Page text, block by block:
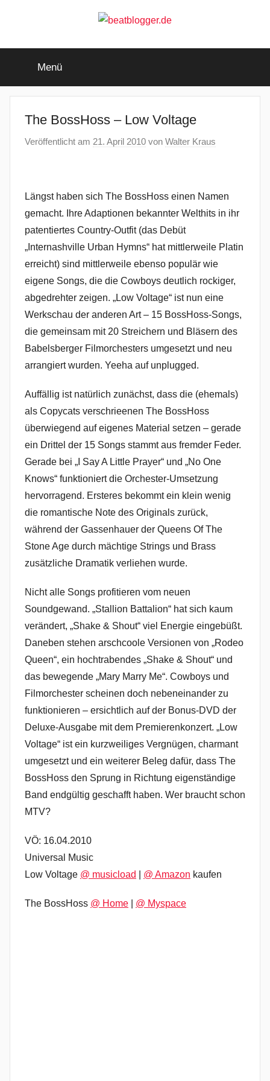
beatblogger.de
beat
goes
Menü
The BossHoss – Low Voltage
Veröffentlicht am 21. April 2010 von Walter Kraus
Längst haben sich The BossHoss einen Namen
gemacht. Ihre Adaptionen bekannter Welthits in ihr
patentiertes Country-Outfit (das Debüt
„Internashville Urban Hymns“ hat mittlerweile Platin
erreicht) sind mittlerweile ebenso populär wie
eigene Songs, die die Cowboys deutlich rockiger,
abgedrehter zeigen. „Low Voltage“ ist nun eine
Werkschau der anderen Art – 15 BossHoss-Songs,
die gemeinsam mit 20 Streichern und Bläsern des
Babelsberger Filmorchesters umgesetzt und neu
arrangiert wurden. Yeeha auf unplugged.
Auffällig ist natürlich zunächst, dass die (ehemals)
als Copycats verschrieenen The BossHoss
überwiegend auf eigenes Material setzen – gerade
ein Drittel der 15 Songs stammt aus fremder Feder.
Gerade bei „I Say A Little Prayer“ und „No One
Knows“ funktioniert die Orchester-Umsetzung
hervorragend. Ersteres bekommt ein klein wenig
die romantische Note des Originals zurück,
während der Gassenhauer der Queens Of The
Stone Age durch mächtige Strings und Brass
zusätzliche Dramatik verliehen wurde.
Nicht alle Songs profitieren vom neuen
Soundgewand. „Stallion Battalion“ hat sich kaum
verändert, „Shake & Shout“ viel Energie eingebüßt.
Daneben stehen arschcoole Versionen von „Rodeo
Queen“, ein hochtrabendes „Shake & Shout“ und
das bewegende „Mary Marry Me“. Cowboys und
Filmorchester scheinen doch nebeneinander zu
funktionieren – ersichtlich auf der Bonus-DVD der
Deluxe-Ausgabe mit dem Premierenkonzert. „Low
Voltage“ ist ein kurzweiliges Vergnügen, charmant
umgesetzt und ein weiterer Beleg dafür, dass The
BossHoss den Sprung in Richtung eigenständige
Band endgültig geschafft haben. Wer braucht schon
MTV?
VÖ: 16.04.2010
Universal Music
Low Voltage @ musicload @ Amazon kaufen
The BossHoss @ Home @ Myspace